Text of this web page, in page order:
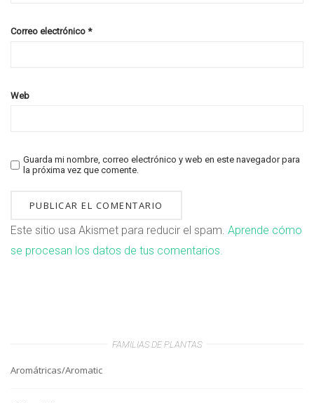
Correo electrónico *
Web
Guarda mi nombre, correo electrónico y web en este navegador para
la próxima vez que comente.
Este sitio usa Akismet para reducir el spam. Aprende cómo
se procesan los datos de tus comentarios.
FAMILIAS DE PLANTAS
Aromátricas/Aromatic